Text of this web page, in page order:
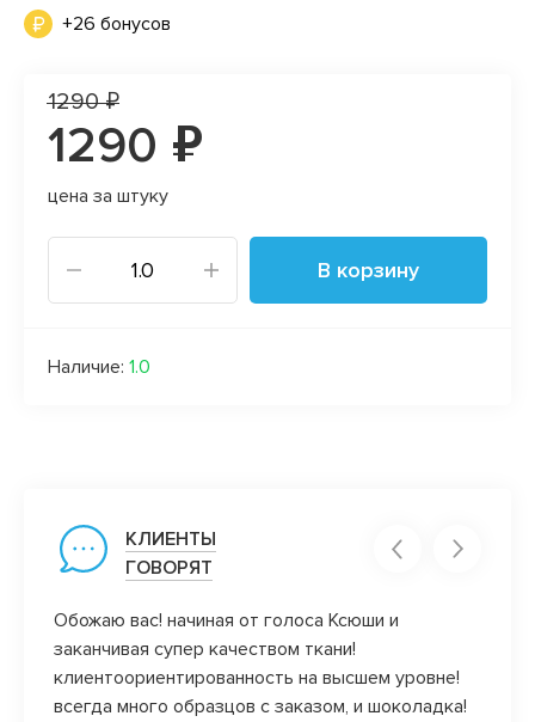
+26 бонусов
1290 ₽
1290 ₽
цена за штуку
В корзину
Наличие: 1.0
КЛИЕНТЫ
ГОВОРЯТ
Обожаю вас! начиная от голоса Ксюши и
заканчивая супер качеством ткани!
клиентоориентированность на высшем уровне!
всегда много образцов с заказом, и шоколадка!